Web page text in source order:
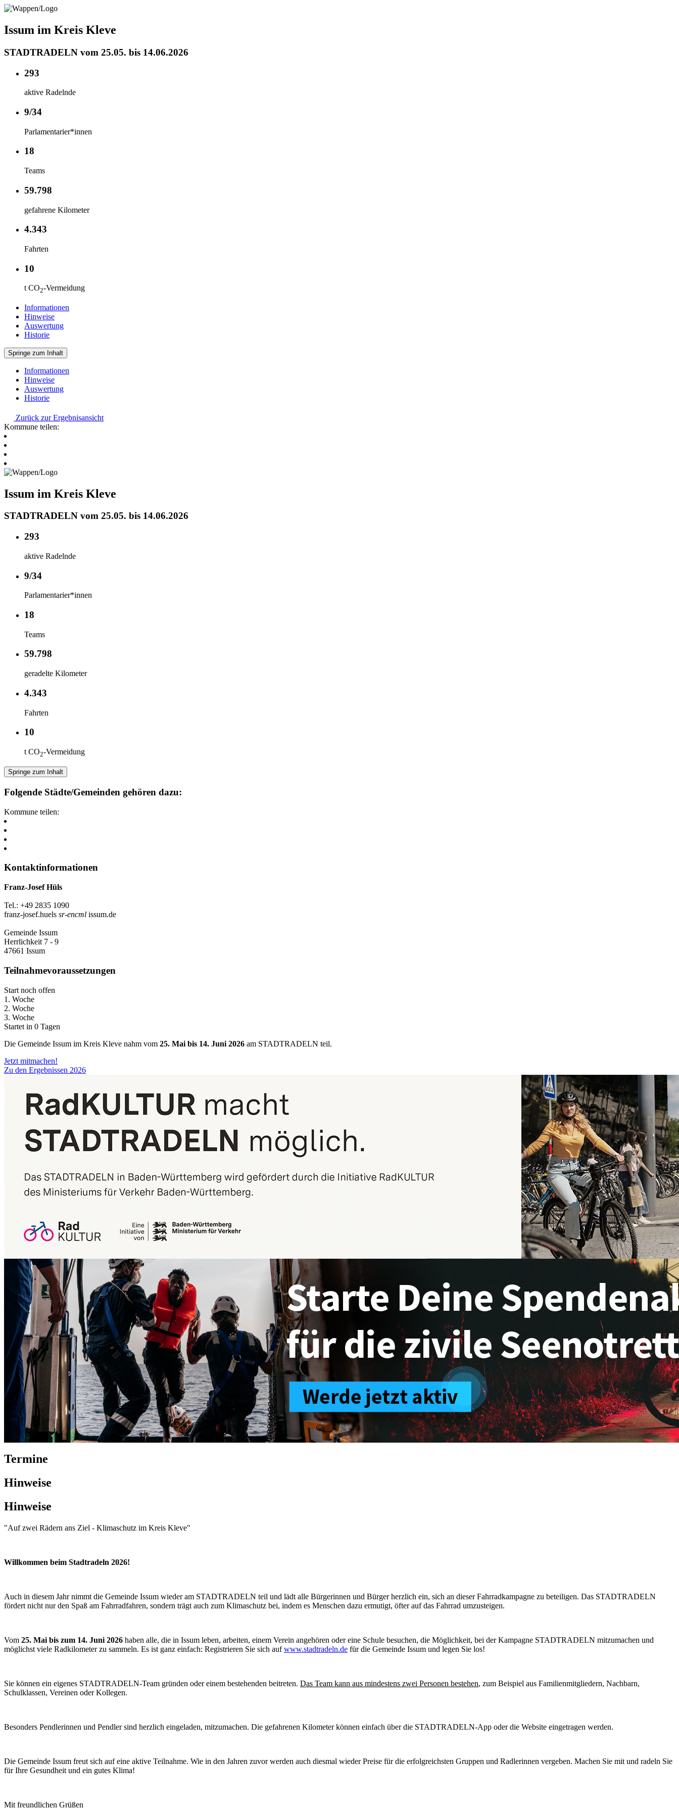
Issum im Kreis Kleve
STADTRADELN vom 25.05. bis 14.06.2026
293
aktive Radelnde
9/34
Parlamentarier*innen
18
Teams
59.798
gefahrene Kilometer
4.343
Fahrten
10
t CO2-Vermeidung
Informationen
Hinweise
Auswertung
Historie
Springe zum Inhalt
Informationen
Hinweise
Auswertung
Historie
Zurück zur Ergebnisansicht
Kommune teilen:
Issum im Kreis Kleve
STADTRADELN vom 25.05. bis 14.06.2026
293
aktive Radelnde
9/34
Parlamentarier*innen
18
Teams
59.798
geradelte Kilometer
4.343
Fahrten
10
t CO2-Vermeidung
Springe zum Inhalt
Folgende Städte/Gemeinden gehören dazu:
Kommune teilen:
Kontaktinformationen
Franz-Josef Hüls
Tel.: +49 2835 1090
franz-josef.huels sr-encml issum.de
Gemeinde Issum
Herrlichkeit 7 - 9
47661 Issum
Teilnahmevoraussetzungen
Start noch offen
1. Woche
2. Woche
3. Woche
Startet in 0 Tagen
Die Gemeinde Issum im Kreis Kleve nahm vom 25. Mai bis 14. Juni 2026 am STADTRADELN teil.
Jetzt mitmachen!
Zu den Ergebnissen 2026
Termine
Hinweise
Hinweise
"Auf zwei Rädern ans Ziel - Klimaschutz im Kreis Kleve"
Willkommen beim Stadtradeln 2026!
Auch in diesem Jahr nimmt die Gemeinde Issum wieder am STADTRADELN teil und lädt alle Bürgerinnen und Bürger herzlich ein, sich an dieser Fahrradkampagne zu beteiligen. Das STADTRADELN
fördert nicht nur den Spaß am Fahrradfahren, sondern trägt auch zum Klimaschutz bei, indem es Menschen dazu ermutigt, öfter auf das Fahrrad umzusteigen.
Vom 25. Mai bis zum 14. Juni 2026 haben alle, die in Issum leben, arbeiten, einem Verein angehören oder eine Schule besuchen, die Möglichkeit, bei der Kampagne STADTRADELN mitzumachen und
möglichst viele Radkilometer zu sammeln. Es ist ganz einfach: Registrieren Sie sich aufwww.stadtradeln.de für die Gemeinde Issum und legen Sie los!
Sie können ein eigenes STADTRADELN-Team gründen oder einem bestehenden beitreten. Das Team kann aus mindestens zwei Personen bestehen, zum Beispiel aus Familienmitgliedern, Nachbarn,
Schulklassen, Vereinen oder Kollegen.
Besonders Pendlerinnen und Pendler sind herzlich eingeladen, mitzumachen. Die gefahrenen Kilometer können einfach über die STADTRADELN-App oder die Website eingetragen werden.
Die Gemeinde Issum freut sich auf eine aktive Teilnahme. Wie in den Jahren zuvor werden auch diesmal wieder Preise für die erfolgreichsten Gruppen und Radlerinnen vergeben. Machen Sie mit und radeln Sie
für Ihre Gesundheit und ein gutes Klima!
Mit freundlichen Grüßen